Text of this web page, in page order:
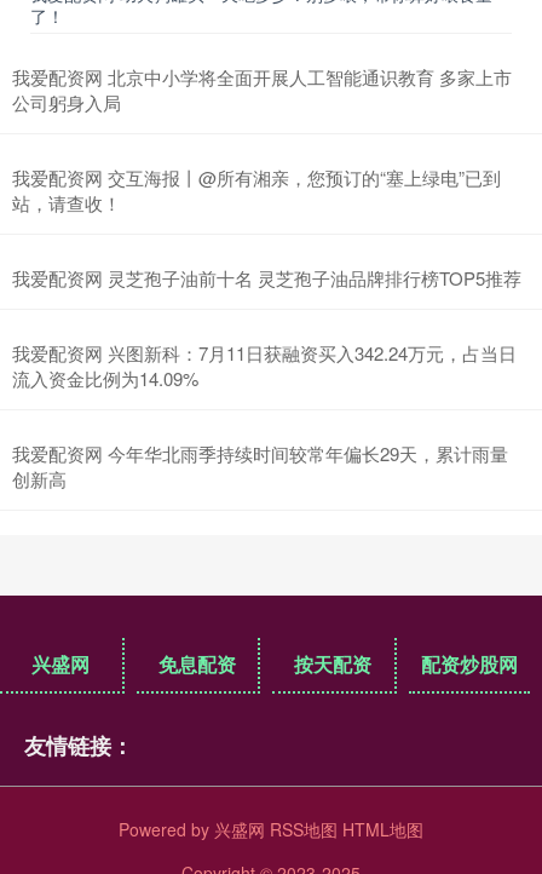
了！
我爱配资网 北京中小学将全面开展人工智能通识教育 多家上市
公司躬身入局
我爱配资网 交互海报丨@所有湘亲，您预订的“塞上绿电”已到
站，请查收！
我爱配资网 灵芝孢子油前十名 灵芝孢子油品牌排行榜TOP5推荐
我爱配资网 兴图新科：7月11日获融资买入342.24万元，占当日
流入资金比例为14.09%
我爱配资网 今年华北雨季持续时间较常年偏长29天，累计雨量
创新高
兴盛网 免息配资 按天配资 配资炒股网
友情链接：
Powered by 兴盛网 RSS地图 HTML地图